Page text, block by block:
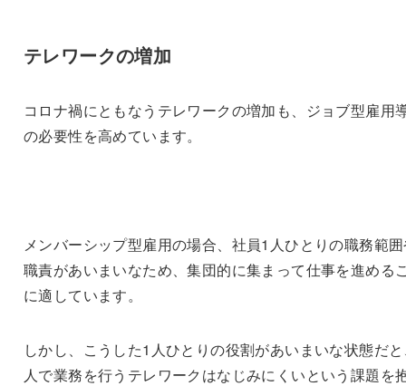
テレワークの増加
コロナ禍にともなうテレワークの増加も、ジョブ型雇用
の必要性を高めています。
メンバーシップ型雇用の場合、社員1人ひとりの職務範
職責があいまいなため、集団的に集まって仕事を進める
に適しています。
しかし、こうした1人ひとりの役割があいまいな状態だ
人で業務を行うテレワークはなじみにくいという課題を